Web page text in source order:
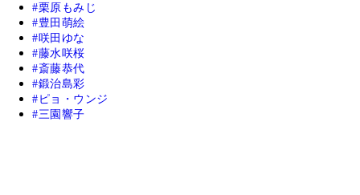
栗原もみじ
豊田萌絵
咲田ゆな
藤水咲桜
斎藤恭代
鍛治島彩
ピョ・ウンジ
三園響子